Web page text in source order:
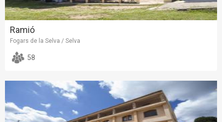
Ramió
Fogars de la Selva / Selva
58